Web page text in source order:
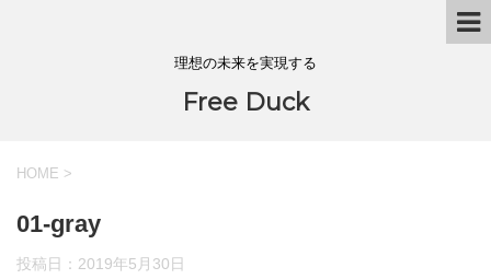
理想の未来を実現する
Free Duck
HOME >
01-gray
投稿日： 2019年5月30日